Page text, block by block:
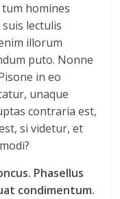
homines
lectulis
illorum
puto. Nonne
in eo
unaque
contraria est,
si videtur, et
Phasellus
condimentum.